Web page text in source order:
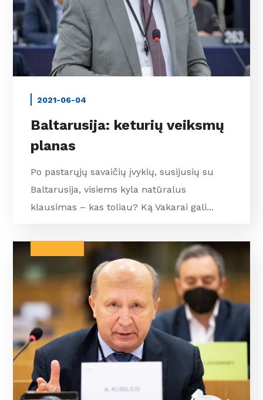
2021-06-04
Baltarusija: keturių veiksmų
planas
Po pastarųjų savaičių įvykių, susijusių su
Baltarusija, visiems kyla natūralus
klausimas – kas toliau? Ką Vakarai gali...